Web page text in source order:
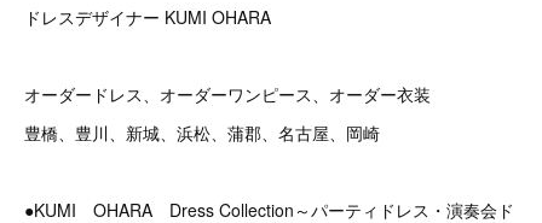
ドレスデザイナー KUMI OHARA
オーダードレス、オーダーワンピース、オーダー衣装
豊橋、豊川、新城、浜松、蒲郡、名古屋、岡崎
●KUMI OHARA Dress Collection～パーティドレス・演奏会ド